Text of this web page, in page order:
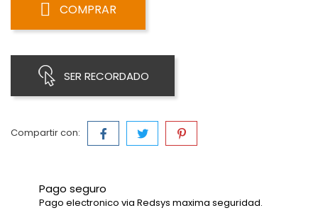
COMPRAR
SER RECORDADO
Compartir con:
Pago seguro
Pago electronico via Redsys maxima seguridad.